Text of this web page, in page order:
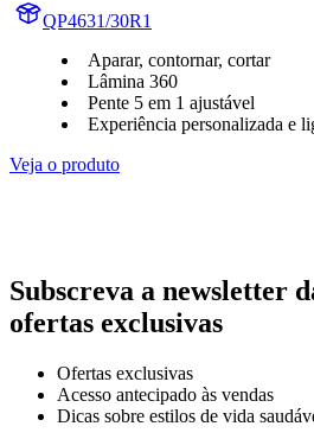
QP4631/30R1
Aparar, contornar, cortar
Lâmina 360
Pente 5 em 1 ajustável
Experiência personalizada e
Veja o produto
Subscreva a newsletter
ofertas exclusivas
Ofertas exclusivas
Acesso antecipado às vendas
Dicas sobre estilos de vida